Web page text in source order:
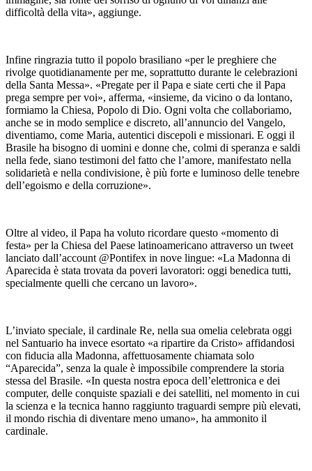
difficoltà della vita», aggiunge.
Infine ringrazia tutto il popolo brasiliano «per le preghiere che
rivolge quotidianamente per me, soprattutto durante le celebrazioni
della Santa Messa». «Pregate per il Papa e siate certi che il Papa
prega sempre per voi», afferma, «insieme, da vicino o da lontano,
formiamo la Chiesa, Popolo di Dio. Ogni volta che collaboriamo,
anche se in modo semplice e discreto, all’annuncio del Vangelo,
diventiamo, come Maria, autentici discepoli e missionari. E oggi il
Brasile ha bisogno di uomini e donne che, colmi di speranza e saldi
nella fede, siano testimoni del fatto che l’amore, manifestato nella
solidarietà e nella condivisione, è più forte e luminoso delle tenebre
dell’egoismo e della corruzione».
Oltre al video, il Papa ha voluto ricordare questo «momento di
festa» per la Chiesa del Paese latinoamericano attraverso un tweet
lanciato dall’account @Pontifex in nove lingue: «La Madonna di
Aparecida è stata trovata da poveri lavoratori: oggi benedica tutti,
specialmente quelli che cercano un lavoro».
L’inviato speciale, il cardinale Re, nella sua omelia celebrata oggi
nel Santuario ha invece esortato «a ripartire da Cristo» affidandosi
con fiducia alla Madonna, affettuosamente chiamata solo
“Aparecida”, senza la quale è impossibile comprendere la storia
stessa del Brasile. «In questa nostra epoca dell’elettronica e dei
computer, delle conquiste spaziali e dei satelliti, nel momento in cui
la scienza e la tecnica hanno raggiunto traguardi sempre più elevati,
il mondo rischia di diventare meno umano», ha ammonito il
cardinale.